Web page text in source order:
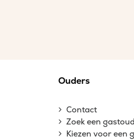
Ouders
Contact
Zoek een
Kiezen voor een